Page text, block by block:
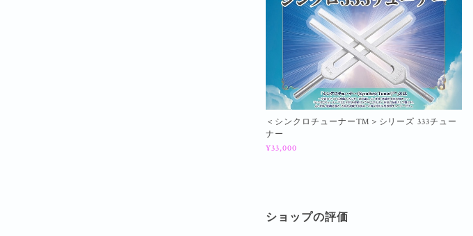
＜シンクロチューナー™＞シリーズ 333チュー
ナー
¥33,000
ショップの評価